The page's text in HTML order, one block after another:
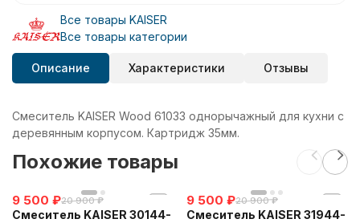
Все товары KAISER
Все товары категории
Описание Характеристики Отзывы
Смеситель KAISER Wood 61033 однорычажный для кухни с
деревянным корпусом. Картридж 35мм.
Похожие товары
9 500 ₽20 900 ₽
Смеситель KAISER 30144-
9 500 ₽20 900 ₽
Смеситель KAISER 31944-